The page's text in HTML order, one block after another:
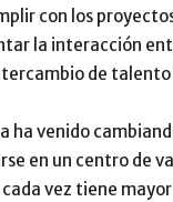
con los
la interacción
de talento
ha venido
en un centro de
vez tiene